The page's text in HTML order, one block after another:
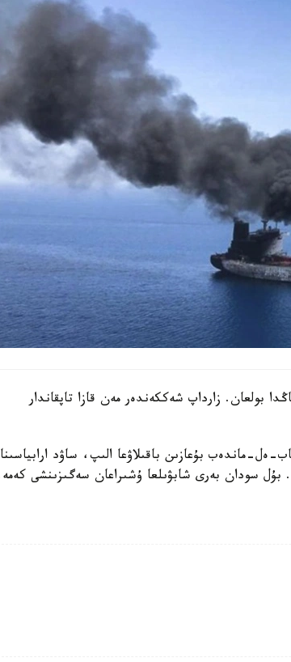
بولعان. زارداپ شەككەندەر مەن قازا تاپقاندار
ماندەب بۇعازىن باقىلاۋعا الىپ، ساۋد ارابياسىنا